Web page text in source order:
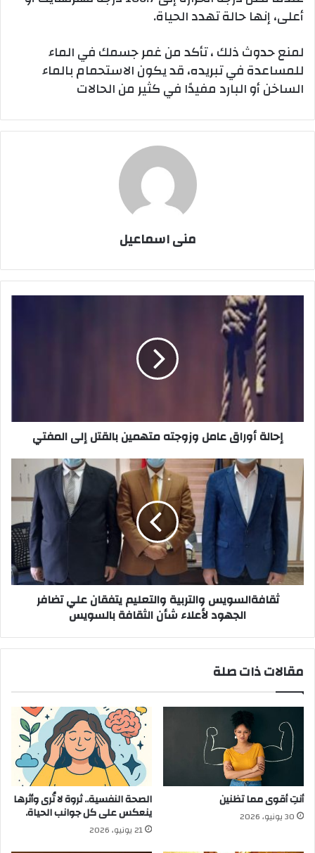
أعلى، إنها حالة تهدد الحياة.
لمنع حدوث ذلك ، تأكد من غمر جسمك في الماء
للمساعدة في تبريده، قد يكون الاستحمام بالماء
الساخن أو البارد مفيدًا في كثير من الحالات
منى اسماعيل
إحالة أوراق عامل وزوجته متهمين بالقتل إلى المفتي
ثقافةالسويس
والتربية
والتعليم
يتفقان
علي
تضافر
الجهود
لأعلاء
شأن
الثقافةثقافةالسويس والتربية والتعليم يتفقان علي تضافر
الجهود لأعلاء شأن الثقافة بالسويس
مقالات ذات صلة
أنتِ أقوى مما تظنين
30 يونيو، 2026
الصحة النفسية.. ثروة لا تُرى وأثرها
ينعكس على كل جوانب الحياة.
21 يونيو، 2026